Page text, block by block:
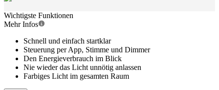
Wichtigste Funktionen
Mehr Infos
Schnell und einfach startklar
Steuerung per App, Stimme und Dimmer
Den Energieverbrauch im Blick
Nie wieder das Licht unnötig anlassen
Farbiges Licht im gesamten Raum